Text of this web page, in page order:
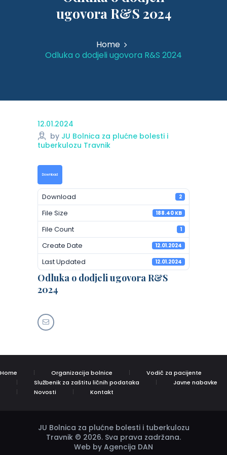
ugovora R&S 2024
Home
Odluka o dodjeli ugovora R&S 2024
12.01.2024
by JU Bolnica za plućne bolesti i
tuberkulozu Travnik
Download
Download 2
File Size 188.40 KB
File Count 1
Create Date 12.01.2024
Last Updated 12.01.2024
Odluka o dodjeli ugovora R&S
2024
Home Organizacija bolnice
Vodič za pacijente
Službenik za zaštitu ličnih podataka
Javne nabavke
Novosti
Kontakt
JU Bolnica za plućne bolesti i tuberkulozu
Travnik © 2026. Sva prava zadržana.
Web by Agencija DAN